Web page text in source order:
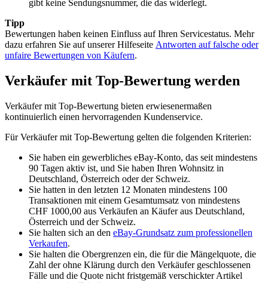
gibt keine Sendungsnummer, die das widerlegt.
Tipp
Bewertungen haben keinen Einfluss auf Ihren Servicestatus. Mehr
dazu erfahren Sie auf unserer Hilfeseite Antworten auf falsche oder
unfaire Bewertungen von Käufern.
Verkäufer mit Top-Bewertung werden
Verkäufer mit Top-Bewertung bieten erwiesenermaßen
kontinuierlich einen hervorragenden Kundenservice.
Für Verkäufer mit Top-Bewertung gelten die folgenden Kriterien:
Sie haben ein gewerbliches eBay-Konto, das seit mindestens
90 Tagen aktiv ist, und Sie haben Ihren Wohnsitz in
Deutschland, Österreich oder der Schweiz.
Sie hatten in den letzten 12 Monaten mindestens 100
Transaktionen mit einem Gesamtumsatz von mindestens
CHF 1000,00 aus Verkäufen an Käufer aus Deutschland,
Österreich und der Schweiz.
Sie halten sich an den eBay-Grundsatz zum professionellen
Verkaufen.
Sie halten die Obergrenzen ein, die für die Mängelquote, die
Zahl der ohne Klärung durch den Verkäufer geschlossenen
Fälle und die Quote nicht fristgemäß verschickter Artikel